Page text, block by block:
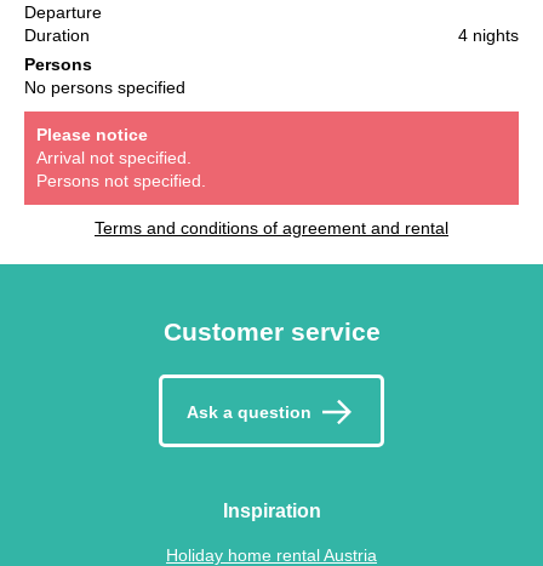
Departure
Duration
4 nights
Persons
No persons specified
Please notice
Arrival not specified.
Persons not specified.
Terms and conditions of agreement and rental
Customer service
Ask a question
Inspiration
Holiday home rental Austria